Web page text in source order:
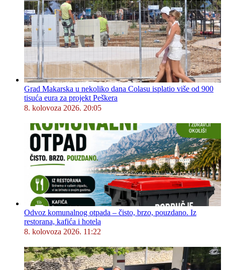
Grad Makarska u nekoliko dana Colasu isplatio više od 900
tisuća eura za projekt Peškera
8. kolovoza 2026. 20:05
Odvoz komunalnog otpada – čisto, brzo, pouzdano. Iz
restorana, kafića i hotela
8. kolovoza 2026. 11:22